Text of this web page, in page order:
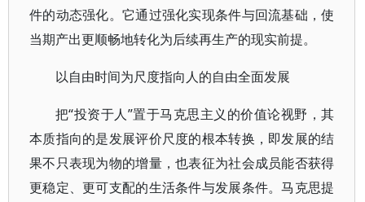
件的动态强化。它通过强化实现条件与回流基础，使
当期产出更顺畅地转化为后续再生产的现实前提。
以自由时间为尺度指向人的自由全面发展
把“投资于人”置于马克思主义的价值论视野，其
本质指向的是发展评价尺度的根本转换，即发展的结
果不只表现为物的增量，也表征为社会成员能否获得
更稳定、更可支配的生活条件与发展条件。马克思提